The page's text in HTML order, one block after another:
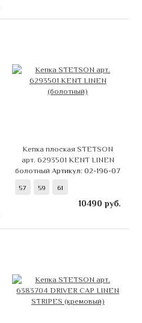
Кепка плоская STETSON
арт. 6293501 KENT LINEN
болотныйАртикул: 02-196-07
57 59 61
10490 руб.